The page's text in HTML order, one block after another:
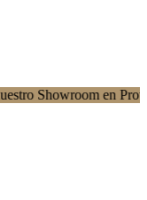
en